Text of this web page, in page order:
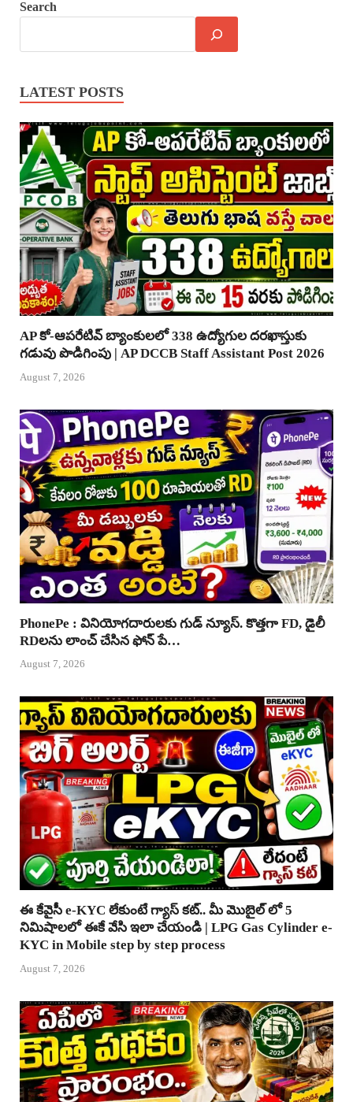
Search
LATEST POSTS
AP కో-ఆపరేటివ్ బ్యాంకులలో 338 ఉద్యోగుల దరఖాస్తుకు
గడువు పొడిగింపు | AP DCCB Staff Assistant Post 2026
August 7, 2026
PhonePe : వినియోగదారులకు గుడ్ న్యూస్. కొత్తగా FD, డైలీ
RDలను లాంచ్ చేసిన ఫోన్ పే…
August 7, 2026
ఈ కేవైసీ e-KYC లేకుంటే గ్యాస్ కట్.. మీ మొబైల్ లో 5
నిమిషాలలో ఈకే వేసి ఇలా చేయండి | LPG Gas Cylinder e-
KYC in Mobile step by step process
August 7, 2026